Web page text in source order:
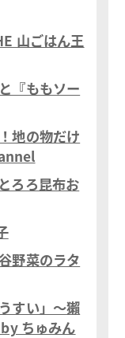
山ごはん王
『ももソー
地の物だけ
ろろ昆布お
野菜のラタ
すい」〜獺
ちゅみん